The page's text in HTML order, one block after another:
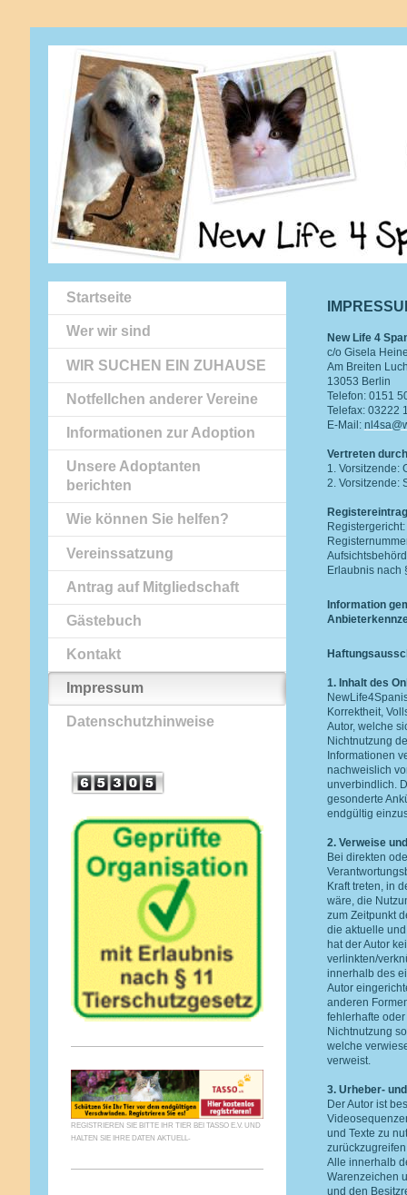
New Life 4
c/o Gisela
Am Breiten
13053 Berlin
Telefon: 0151
Telefax: 03222
E-Mail:
Vertreten
1. Vorsitzende:
2. Vorsitzende:
Erlaubnis nach
Information
1. Inhalt des
Korrektheit,
Autor, welche
Nichtnutzung
Informationen
nachweislich
unverbindlich.
gesonderte
endgültig
2. Verweise
Bei direkten
Kraft treten, in
wäre, die
zum Zeitpunkt
die aktuelle
hat der Autor
verlinkten/
innerhalb des
Autor
anderen
fehlerhafte
Nichtnutzung
welche
verweist.
3. Urheber-
Der Autor ist
und Texte zu
Alle innerhalb
Warenzeichen
und den
Startseite
Wer wir sind
WIR SUCHEN EIN ZUHAUSE
Notfellchen anderer Vereine
Informationen zur Adoption
Unsere Adoptanten
berichten
Wie können Sie helfen?
Vereinssatzung
Antrag auf Mitgliedschaft
Gästebuch
Kontakt
Impressum
Datenschutzhinweise
REGISTRIEREN SIE BITTE IHR TIER BEI TASSO E.V. UND
HALTEN SIE IHRE DATEN AKTUELL-